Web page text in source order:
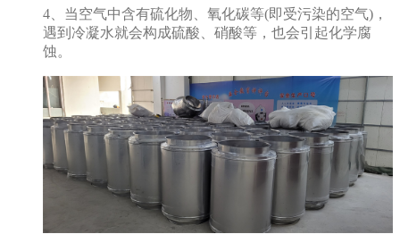
4、当空气中含有硫化物、氧化碳等(即受污染的空气)，
遇到冷凝水就会构成硫酸、硝酸等，也会引起化学腐
蚀。